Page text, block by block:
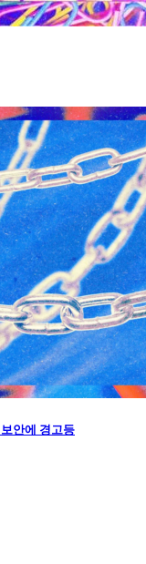
안에 경고등